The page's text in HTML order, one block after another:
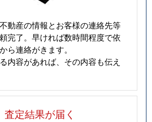
動産の情報とお客様の連絡先等
完了。早ければ数時間程度で依
ら連絡がきます。
内容があれば、その内容も伝え
査定結果が届く